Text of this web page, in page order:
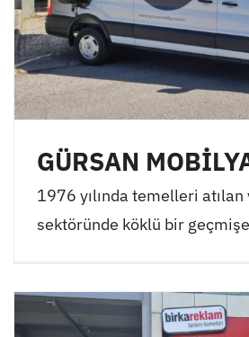
GÜRSAN
1976 yılında temelleri
sektöründe köklü bir